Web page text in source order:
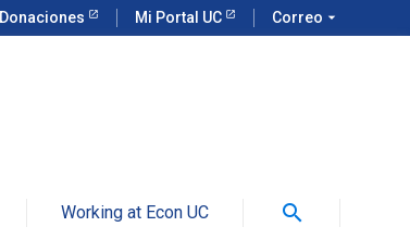
Donaciones Mi Portal UC Correo arrow_drop_down
Working at Econ UC search